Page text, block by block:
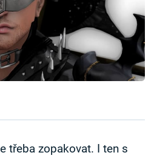
třeba zopakovat. I ten s